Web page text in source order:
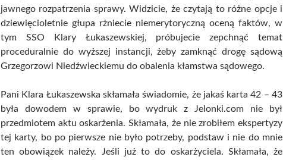
jawnego rozpatrzenia sprawy. Widzicie, że czytają to różne opcje i
dziewięcioletnie głupa rżniecie niemerytoryczną oceną faktów, w
tym SSO Klary Łukaszewskiej, próbujecie zepchnąć temat
proceduralnie do wyższej instancji, żeby zamknąć drogę sądową
Grzegorzowi Niedźwieckiemu do obalenia kłamstwa sądowego.
Pani Klara Łukaszewska skłamała świadomie, że jakaś karta 42 – 43
była dowodem w sprawie, bo wydruk z Jelonki.com nie był
przedmiotem aktu oskarżenia. Skłamała, że nie zrobiłem ekspertyzy
tej karty, bo po pierwsze nie było potrzeby, podstaw i nie do mnie
ten obowiązek należy. Jeśli już to do oskarżyciela. Skłamała, że